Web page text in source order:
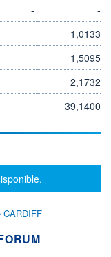
-
-
1,0133
1,5095
2,1732
39,1400
CARDIFF